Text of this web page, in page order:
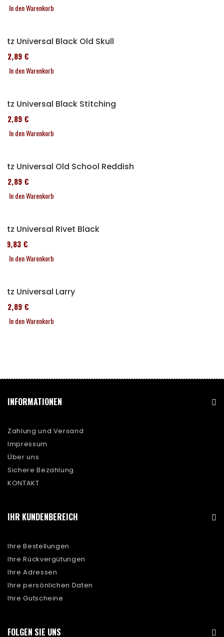
In den Warenkorb
Sitz Universal Black Old Skull
152,89 €
In den Warenkorb
Sitz Universal Black Stitching
152,89 €
In den Warenkorb
Sitz Universal Old School Reddish
152,89 €
In den Warenkorb
Sitz Universal Rivet Black
119,83 €
In den Warenkorb
Sitz Universal Larry
152,89 €
In den Warenkorb
INFORMATIONEN
Zahlung und Versand
Impressum
Über uns
Sichere Bezahlung.
KONTAKT
IHR KUNDENBEREICH
Ihre Bestellungen
Ihre Rückvergütungen
Ihre Adressen
Ihre persönlichen Daten
Ihre Gutscheine
FOLGEN SIE UNS